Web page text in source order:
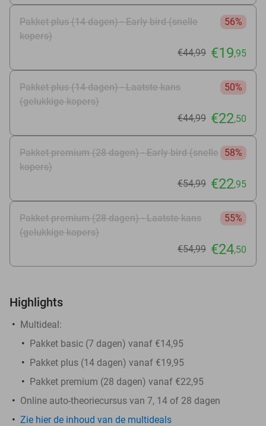
Pakket plus (14 dagen) - Early bird (snelle
kopers)
56%
€44,99 €19,95
Pakket plus (14 dagen) - Laatste kans
(gelukkige kopers)
50%
€44,99 €22,50
Pakket premium (28 dagen) - Early bird (snelle
kopers)
58%
€54,99 €22,95
Pakket premium (28 dagen) - Laatste kans
(gelukkige kopers)
55%
€54,99 €24,50
Highlights
Multideal:
Pakket basic (7 dagen) vanaf €14,95
Pakket plus (14 dagen) vanaf €19,95
Pakket premium (28 dagen) vanaf €22,95
Online auto-theoriecursus van 7, 14 of 28 dagen
Zie hier de inhoud van de multideals